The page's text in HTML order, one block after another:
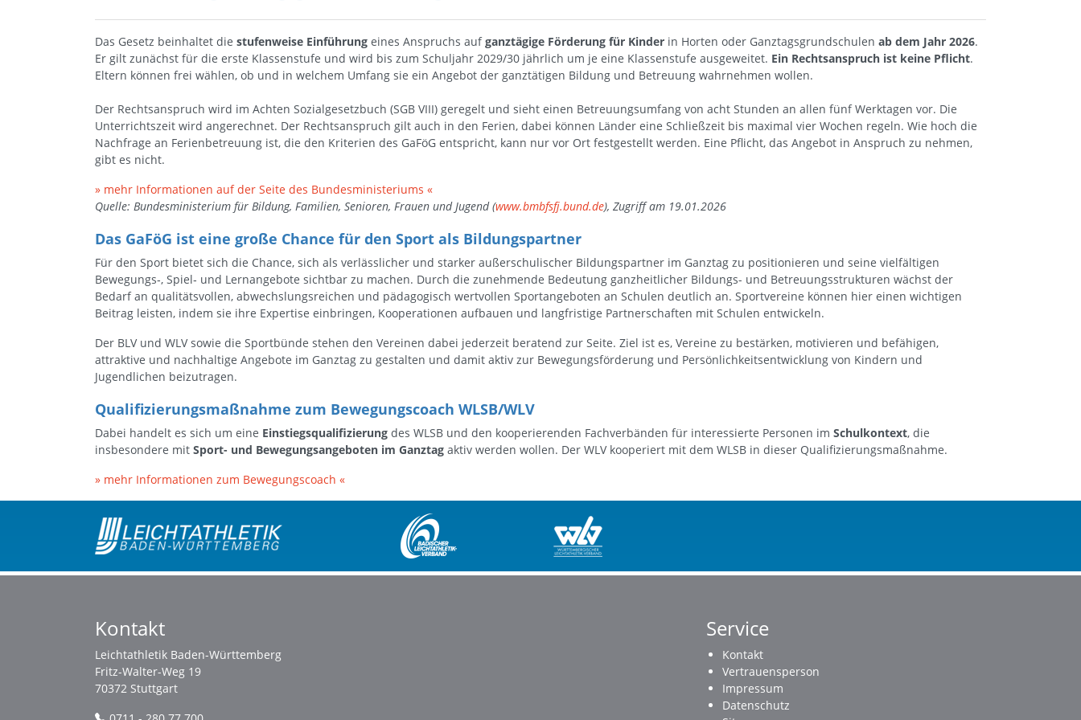
Das Gesetz beinhaltet die stufenweise Einführung eines Anspruchs aufganztägige Förderung für Kinder in Horten oder Ganztagsgrundschulen ab dem Jahr 2026.
Er gilt zunächst für die erste Klassenstufe und wird bis zum Schuljahr 2029/30 jährlich um je eine Klassenstufe ausgeweitet. Ein Rechtsanspruch ist keine Pflicht.
Eltern können frei wählen, ob und in welchem Umfang sie ein Angebot der ganztätigen Bildung und Betreuung wahrnehmen wollen.
Der Rechtsanspruch wird im Achten Sozialgesetzbuch (SGB VIII) geregelt und sieht einen Betreuungsumfang von acht Stunden an allen fünf Werktagen vor. Die
Unterrichtszeit wird angerechnet. Der Rechtsanspruch gilt auch in den Ferien, dabei können Länder eine Schließzeit bis maximal vier Wochen regeln. Wie hoch die
Nachfrage an Ferienbetreuung ist, die den Kriterien des GaFöG entspricht, kann nur vor Ort festgestellt werden. Eine Pflicht, das Angebot in Anspruch zu nehmen,
gibt es nicht.
» mehr Informationen auf der Seite des Bundesministeriums «
Quelle: Bundesministerium für Bildung, Familien, Senioren, Frauen und Jugend (www.bmbfsfj.bund.de), Zugriff am 19.01.2026
Das GaFöG ist eine große Chance für den Sport als Bildungspartner
Für den Sport bietet sich die Chance, sich als verlässlicher und starker außerschulischer Bildungspartner im Ganztag zu positionieren und seine vielfältigen
Bewegungs‑, Spiel‑ und Lernangebote sichtbar zu machen. Durch die zunehmende Bedeutung ganzheitlicher Bildungs- und Betreuungsstrukturen wächst der
Bedarf an qualitätsvollen, abwechslungsreichen und pädagogisch wertvollen Sportangeboten an Schulen deutlich an. Sportvereine können hier einen wichtigen
Beitrag leisten, indem sie ihre Expertise einbringen, Kooperationen aufbauen und langfristige Partnerschaften mit Schulen entwickeln.
Der BLV und WLV sowie die Sportbünde stehen den Vereinen dabei jederzeit beratend zur Seite. Ziel ist es, Vereine zu bestärken, motivieren und befähigen,
attraktive und nachhaltige Angebote im Ganztag zu gestalten und damit aktiv zur Bewegungsförderung und Persönlichkeitsentwicklung von Kindern und
Jugendlichen beizutragen.
Qualifizierungsmaßnahme zum Bewegungscoach WLSB/WLV
Dabei handelt es sich um eine Einstiegsqualifizierung des WLSB und den kooperierenden Fachverbänden für interessierte Personen im Schulkontext, die
insbesondere mit Sport- und Bewegungsangeboten im Ganztag aktiv werden wollen. Der WLV kooperiert mit dem WLSB in dieser Qualifizierungsmaßnahme.
» mehr Informationen zum Bewegungscoach «
Kontakt
Leichtathletik Baden-Württemberg
Fritz-Walter-Weg 19
70372 Stuttgart
Service
Kontakt
Vertrauensperson
Impressum
Datenschutz